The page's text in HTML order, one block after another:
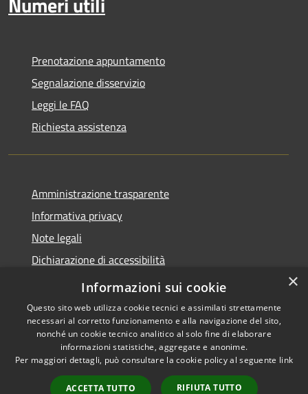
Prenotazione appuntamento
Segnalazione disservizio
Leggi le FAQ
Richiesta assistenza
Amministrazione trasparente
Informativa privacy
Note legali
Dichiarazione di accessibilità
Whistleblowing
Accessibilità
Copyright © 2026 • Comune di
Abbiategrasso • Powered by
Municipium•
Accesso
×
Informazioni sui cookie
Questo sito web utilizza cookie tecnici e assimilati strettamente
necessari al corretto funzionamento e alla navigazione del sito,
nonché un cookie tecnico analitico al solo fine di elaborare
informazioni statistiche, aggregate e anonime.
Per maggiori dettagli, può consultare la cookie policy al seguente link
ACCETTA TUTTO RIFIUTA TUTTO